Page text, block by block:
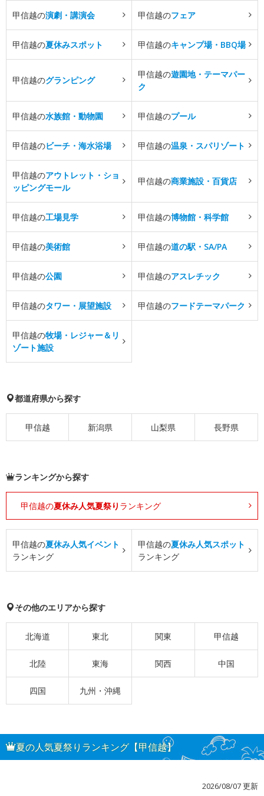
甲信越の演劇・講演会 甲信越のフェア
甲信越の夏休みスポット 甲信越のキャンプ場・BBQ場
甲信越のグランピング
甲信越の遊園地・テーマパー
ク
甲信越の水族館・動物園 甲信越のプール
甲信越のビーチ・海水浴場 甲信越の温泉・スパリゾート
甲信越のアウトレット・ショ
ッピングモール
甲信越の商業施設・百貨店
甲信越の工場見学 甲信越の博物館・科学館
甲信越の美術館 甲信越の道の駅・SA/PA
甲信越の公園 甲信越のアスレチック
甲信越のタワー・展望施設 甲信越のフードテーマパーク
甲信越の牧場・レジャー＆リ
ゾート施設
都道府県から探す
甲信越 新潟県 山梨県 長野県
ランキングから探す
甲信越の夏休み人気夏祭り ランキング
甲信越の夏休み人気イベント
ランキング
甲信越の夏休み人気スポット
ランキング
その他のエリアから探す
北海道 東北 関東 甲信越
北陸 東海 関西 中国
四国 九州・沖縄
夏の人気夏祭りランキング【甲信越】
2026/08/07 更新